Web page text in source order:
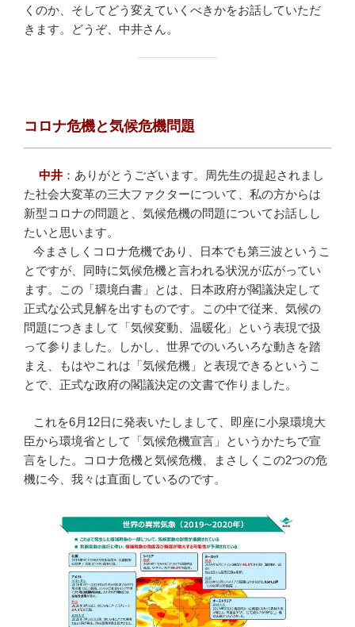
くのか、そしてどう変えていくべきかをお話していただ
きます。どうぞ、中井さん。
コロナ危機と気候危機問題
中井 ： ありがとうございます。周先生の提起されまし
た社会大変革の三大ファクターについて、私の方からは
新型コロナの問題と、気候危機の問題についてお話しし
たいと思います。
今まさしくコロナ危機であり、日本でも第三波というこ
とですが、同時に気候危機と言われる状況が広がってい
ます。この「環境白書」とは、日本政府が閣議決定して
正式な公式見解を出すものです。この中で従来、気候の
問題につきまして「気候変動、温暖化」という表現で扱
って参りました。しかし、世界でのいろいろな動きを踏
まえ、もはやこれは「気候危機」と表現できるというこ
とで、正式な政府の閣議決定の文書で作りました。
これを6月12日に発表いたしまして、即座に小泉環境大
臣から環境省として「気候危機宣言」というかたちで宣
言をした。コロナ危機と気候危機、まさしくこの2つの危
機に今、我々は直面しているのです。